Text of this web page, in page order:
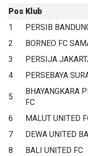
Pos Klub
1
PERSIB
2
BORNEO FC
3
PERSIJA
4
PERSEBAYA
5
BHAYANGKARA
FC
6 MALUT UNITED
7
DEWA UNITED
8
BALI UNITED FC